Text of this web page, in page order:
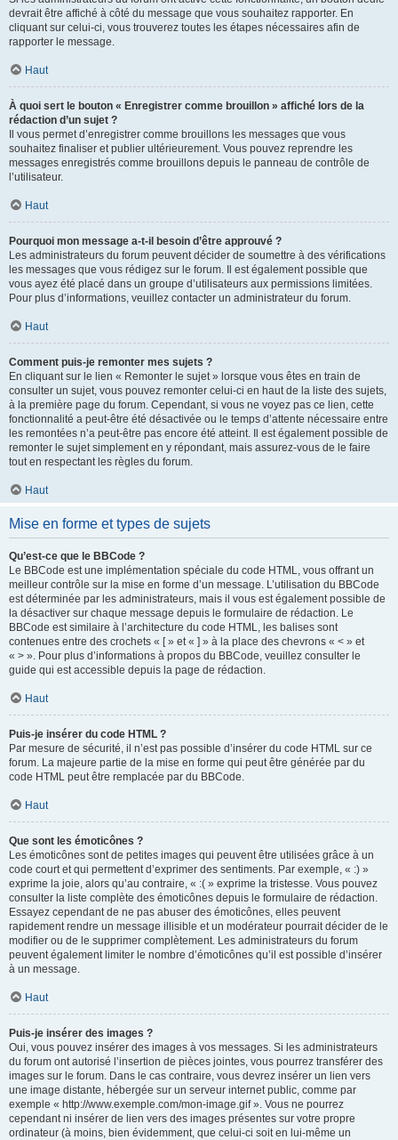
devrait être affiché à côté du message que vous souhaitez rapporter. En
cliquant sur celui-ci, vous trouverez toutes les étapes nécessaires afin de
rapporter le message.
Haut
À quoi sert le bouton « Enregistrer comme brouillon » affiché lors de la
rédaction d’un sujet ?
Il vous permet d’enregistrer comme brouillons les messages que vous
souhaitez finaliser et publier ultérieurement. Vous pouvez reprendre les
messages enregistrés comme brouillons depuis le panneau de contrôle de
l’utilisateur.
Haut
Pourquoi mon message a-t-il besoin d’être approuvé ?
Les administrateurs du forum peuvent décider de soumettre à des vérifications
les messages que vous rédigez sur le forum. Il est également possible que
vous ayez été placé dans un groupe d’utilisateurs aux permissions limitées.
Pour plus d’informations, veuillez contacter un administrateur du forum.
Haut
Comment puis-je remonter mes sujets ?
En cliquant sur le lien « Remonter le sujet » lorsque vous êtes en train de
consulter un sujet, vous pouvez remonter celui-ci en haut de la liste des sujets,
à la première page du forum. Cependant, si vous ne voyez pas ce lien, cette
fonctionnalité a peut-être été désactivée ou le temps d’attente nécessaire entre
les remontées n’a peut-être pas encore été atteint. Il est également possible de
remonter le sujet simplement en y répondant, mais assurez-vous de le faire
tout en respectant les règles du forum.
Haut
Mise en forme et types de sujets
Qu’est-ce que le BBCode ?
Le BBCode est une implémentation spéciale du code HTML, vous offrant un
meilleur contrôle sur la mise en forme d’un message. L’utilisation du BBCode
est déterminée par les administrateurs, mais il vous est également possible de
la désactiver sur chaque message depuis le formulaire de rédaction. Le
BBCode est similaire à l’architecture du code HTML, les balises sont
contenues entre des crochets « [ » et « ] » à la place des chevrons « < » et
« > ». Pour plus d’informations à propos du BBCode, veuillez consulter le
guide qui est accessible depuis la page de rédaction.
Haut
Puis-je insérer du code HTML ?
Par mesure de sécurité, il n’est pas possible d’insérer du code HTML sur ce
forum. La majeure partie de la mise en forme qui peut être générée par du
code HTML peut être remplacée par du BBCode.
Haut
Que sont les émoticônes ?
Les émoticônes sont de petites images qui peuvent être utilisées grâce à un
code court et qui permettent d’exprimer des sentiments. Par exemple, « :) »
exprime la joie, alors qu’au contraire, « :( » exprime la tristesse. Vous pouvez
consulter la liste complète des émoticônes depuis le formulaire de rédaction.
Essayez cependant de ne pas abuser des émoticônes, elles peuvent
rapidement rendre un message illisible et un modérateur pourrait décider de le
modifier ou de le supprimer complètement. Les administrateurs du forum
peuvent également limiter le nombre d’émoticônes qu’il est possible d’insérer
à un message.
Haut
Puis-je insérer des images ?
Oui, vous pouvez insérer des images à vos messages. Si les administrateurs
du forum ont autorisé l’insertion de pièces jointes, vous pourrez transférer des
images sur le forum. Dans le cas contraire, vous devrez insérer un lien vers
une image distante, hébergée sur un serveur internet public, comme par
exemple « http://www.exemple.com/mon-image.gif ». Vous ne pourrez
cependant ni insérer de lien vers des images présentes sur votre propre
ordinateur (à moins, bien évidemment, que celui-ci soit en lui-même un